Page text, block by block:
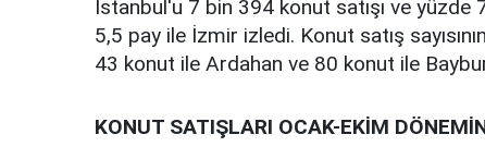
İstanbul'u 7 bin 394 konut satışı ve yüzde
5,5 pay ile İzmir izledi. Konut satış
43 konut ile Ardahan ve 80 konut ile
KONUT SATIŞLARI OCAK-EKİM